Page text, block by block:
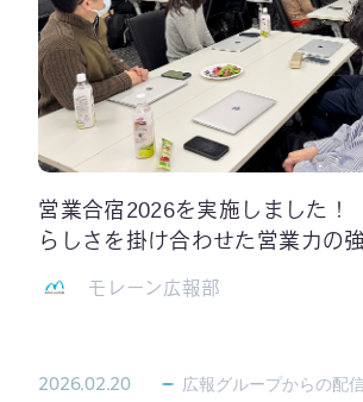
営業合宿2026を実施しました！
らしさを掛け合わせた営業力の
モレーン広報部
2026.02.20 広報グループからの配